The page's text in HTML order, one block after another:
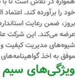
خود را برآورده کند.
بروز، ضمن رعایت
عرضه می‌کند. این شرکت
شیوه‌های مدیریت کیفیت
موفق به اخذ گواهینامه‌های ISO 9001:2015 و ISO 14001:2015 گردیده است.
ویژگی‌های سیم